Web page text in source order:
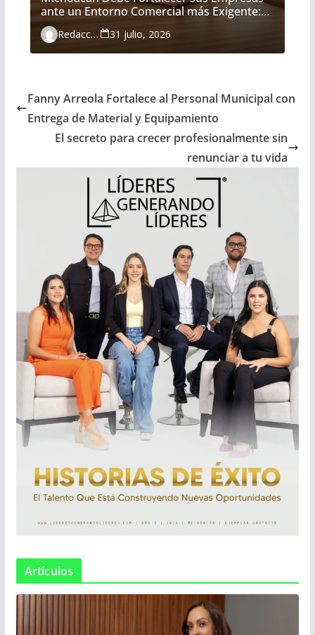
ante un Entorno Comercial más Exigente:
María Belém Morón
Redacción 31 julio, 2026
Fanny Arreola Fortalece al Personal Municipal con
Entrega de Material y Equipamiento
El secreto para crecer profesionalmente sin
renunciar a tu vida
Artículos